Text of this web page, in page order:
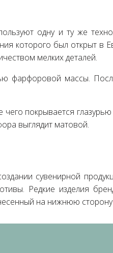
одну и ту же
которого был открыт в
мелких деталей.
фарфоровой массы.
покрывается
выглядит матовой.
сувенирной
Редкие изделия
на нижнюю сторону